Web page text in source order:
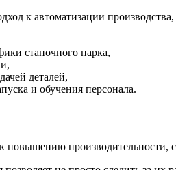
к автоматизации
станочного парка,
деталей,
и обучения персонала.
производительности,